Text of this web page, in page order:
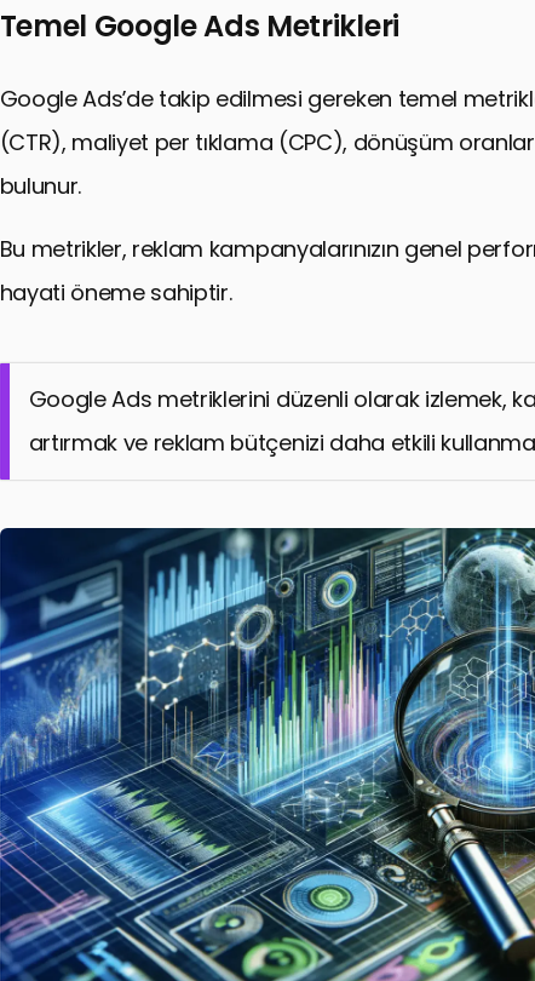
Google Ads’de Gelişmiş Teknikler ve Yenilikler
Google Ads’de Hedefleme Seçenekleri
Google Ads’de Bütçe Yönetimi
Google Ads’de Dönüşüm Oranlarını Artırma
Google Ads’de Test ve Ölçümleme
Google Ads Kampanya Analizi
Sonuç: Google Ads Kampanyalarında
Sıkça Sorulan Sorular: Google Ads Metrik Takibi
Temel Google Ads Metrikleri
Google Ads’de takip edilmesi gereken temel
(CTR), maliyet per tıklama (CPC), dönüşüm
bulunur.
Bu metrikler, reklam kampanyalarınızın genel
hayati öneme sahiptir.
Google Ads metriklerini düzenli olarak izlemek,
artırmak ve reklam bütçenizi daha etkili